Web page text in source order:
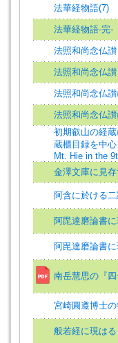
法華経物語(7)
法華経物語-完-
法照和尚念仏讃
法照和尚念仏
法照和尚念仏
法照和尚念仏
初期叡山の経
蔵櫃目録を中
Mt. Hie in the
金澤文庫に見
阿含に於ける
阿毘達磨論書
阿毘達磨論書
南岳慧思の『
宮崎圓遵博士の
般若経に現は